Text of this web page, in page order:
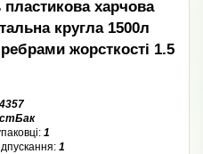
пластикова харчова
кругла 1500л
жорсткості 1.5
1
1